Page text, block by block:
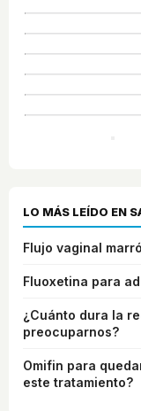
LO MÁS LEÍDO EN
Flujo vaginal
Fluoxetina para
¿Cuánto dura la
preocuparnos?
Omifin para
este tratamiento?